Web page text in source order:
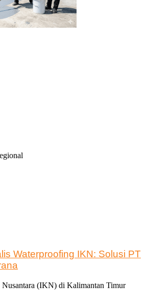
Waterproofing IKN: Solusi PT
Nusantara (IKN) di Kalimantan Timur